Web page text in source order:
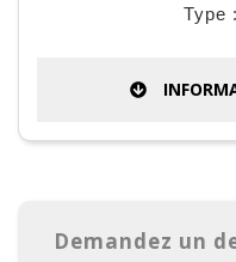
Type
Demandez un